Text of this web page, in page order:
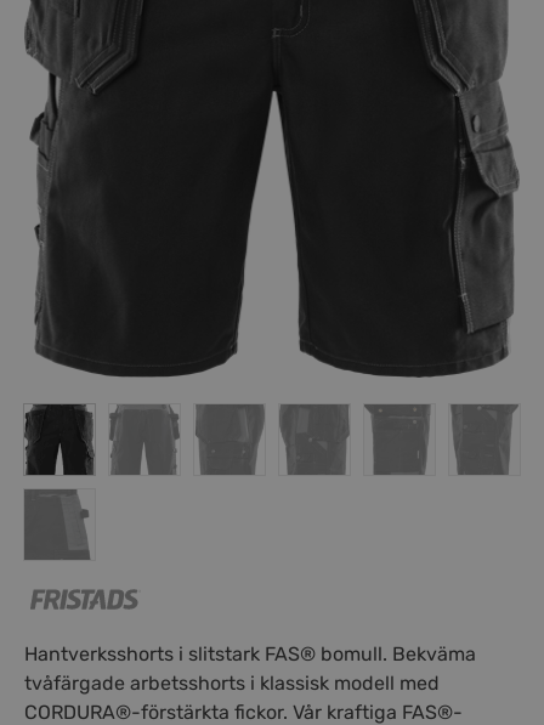
Hantverksshorts i slitstark FAS® bomull. Bekväma
tvåfärgade arbetsshorts i klassisk modell med
CORDURA®-förstärkta fickor. Vår kraftiga FAS®-